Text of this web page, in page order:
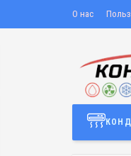
О нас